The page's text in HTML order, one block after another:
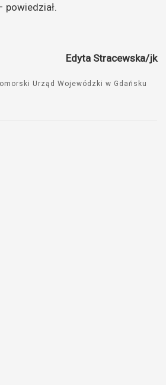
powiedział.
Edyta Stracewska/jk
Urząd Wojewódzki w Gdańsku